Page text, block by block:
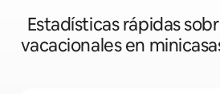
Estadísticas rápidas
vacacionales en